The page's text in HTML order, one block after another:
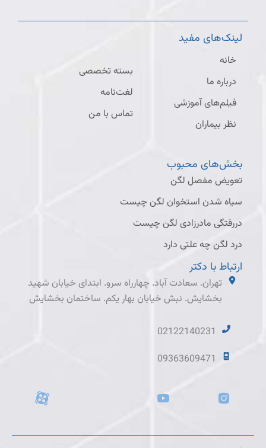
لینک‌های مفید
خانه
درباره ما
فیلم‌های آموزشی
نظر بیماران
بسته تخصصی
لغت‌نامه
تماس با من
بخش‌های محبوب
تعویض مفصل لگن
سیاه شدن استخوان لگن چیست
دررفتگی مادرزادی لگن چیست
درد لگن چه علتی دارد
ارتباط با دکتر
تهران. سعادت آباد. چهارراه سرو. ابتدای خیابان شهید
بخشایش. نبش خیابان بهار یکم. ساختمان بخشایش
02122140231
09363609471